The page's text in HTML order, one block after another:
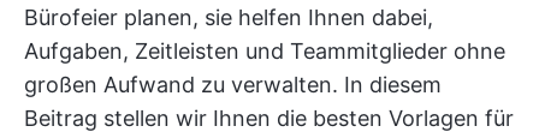
Bürofeier planen, sie helfen Ihnen dabei,
Aufgaben, Zeitleisten und Teammitglieder ohne
großen Aufwand zu verwalten. In diesem
Beitrag stellen wir Ihnen die besten Vorlagen für